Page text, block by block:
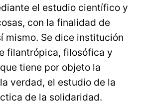
el estudio científico y
con la finalidad de
mismo. Se dice institución
filantrópica, filosófica y
tiene por objeto la
verdad, el estudio de la
de la solidaridad.